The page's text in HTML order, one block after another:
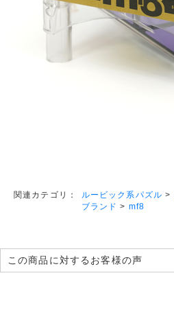
関連カテゴリ： ルービック系パズル >
ブランド > mf8
この商品に対するお客様の声